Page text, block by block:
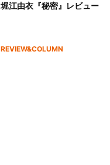
堀江由衣『秘密』レビュー
REVIEW&COLUMN